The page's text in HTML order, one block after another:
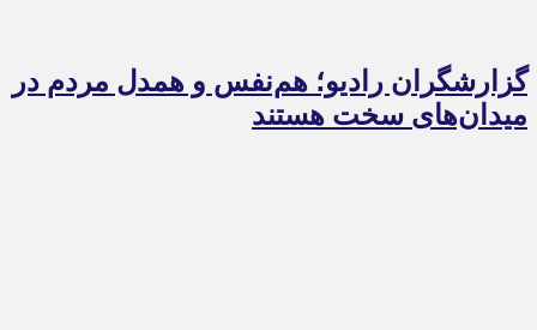
گزارشگران رادیو؛ هم‌نفس و همدل مردم در
میدان‌های سخت هستند